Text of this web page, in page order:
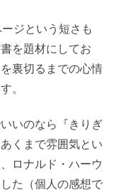
ジという短さも
を題材にしてお
裏切るまでの心情
。
いのなら『きりぎ
くまで雰囲気とい
ロナルド・ハーウ
た（個人の感想で